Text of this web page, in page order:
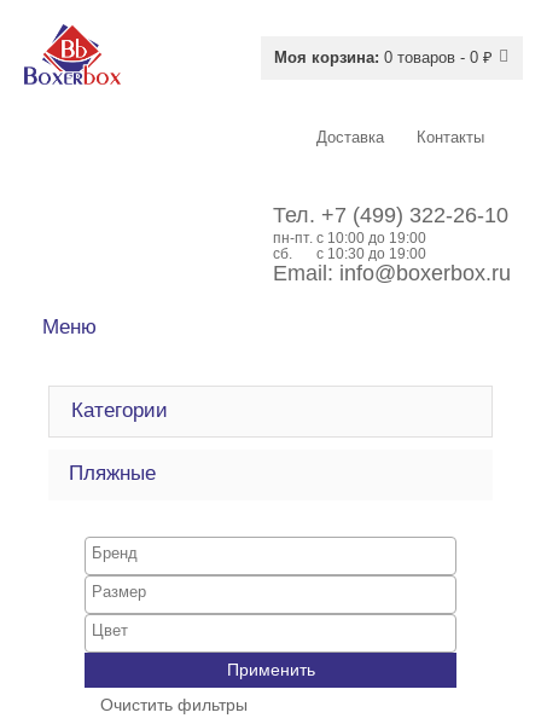
Моя корзина: 0 товаров - 0 ₽
Доставка Контакты
Тел. +7 (499) 322-26-10
пн-пт. c 10:00 до 19:00
сб.
с 10:30 до 19:00
Email: info@boxerbox.ru
Меню
Категории
Пляжные
Применить
Очистить фильтры